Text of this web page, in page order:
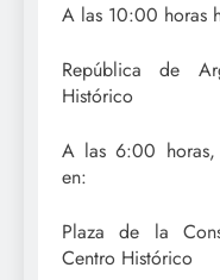
A las 10:00 horas
República de
Histórico
A las 6:00 horas,
en:
Plaza de la
Centro Histórico